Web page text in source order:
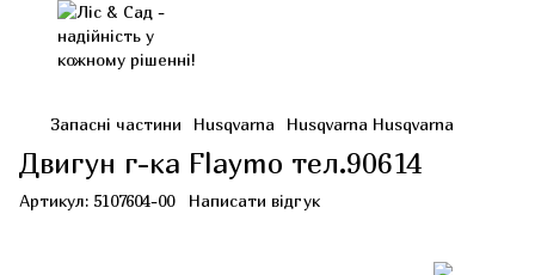
Запасні частини Husqvarna Husqvarna Husqvarna
Двигун г-ка Flaymo тел.90614
Артикул: 5107604-00 Написати відгук